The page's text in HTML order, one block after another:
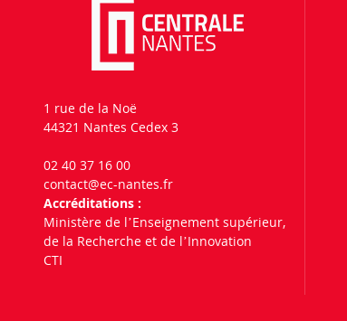
1 rue de la Noë
44321 Nantes Cedex 3
02 40 37 16 00
contact@ec-nantes.fr
Accréditations :
Ministère de lʼEnseignement supérieur,
de la Recherche et de lʼInnovation
CTI